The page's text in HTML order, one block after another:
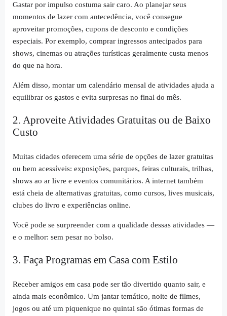
Gastar por impulso costuma sair caro. Ao planejar seus
momentos de lazer com antecedência, você consegue
aproveitar promoções, cupons de desconto e condições
especiais. Por exemplo, comprar ingressos antecipados para
shows, cinemas ou atrações turísticas geralmente custa menos
do que na hora.
Além disso, montar um calendário mensal de atividades ajuda a
equilibrar os gastos e evita surpresas no final do mês.
2. Aproveite Atividades Gratuitas ou de Baixo
Custo
Muitas cidades oferecem uma série de opções de lazer gratuitas
ou bem acessíveis: exposições, parques, feiras culturais, trilhas,
shows ao ar livre e eventos comunitários. A internet também
está cheia de alternativas gratuitas, como cursos, lives musicais,
clubes do livro e experiências online.
Você pode se surpreender com a qualidade dessas atividades —
e o melhor: sem pesar no bolso.
3. Faça Programas em Casa com Estilo
Receber amigos em casa pode ser tão divertido quanto sair, e
ainda mais econômico. Um jantar temático, noite de filmes,
jogos ou até um piquenique no quintal são ótimas formas de